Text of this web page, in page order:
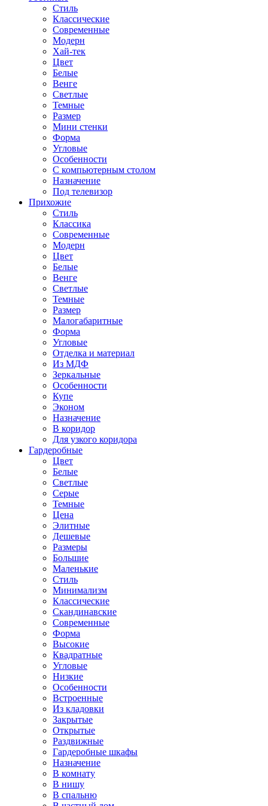
Стиль
Классические
Современные
Модерн
Хай-тек
Цвет
Белые
Венге
Светлые
Темные
Размер
Мини стенки
Форма
Угловые
Особенности
С компьютерным столом
Назначение
Под телевизор
Прихожие
Стиль
Классика
Современные
Модерн
Цвет
Белые
Венге
Светлые
Темные
Размер
Малогабаритные
Форма
Угловые
Отделка и материал
Из МДФ
Зеркальные
Особенности
Купе
Эконом
Назначение
В коридор
Для узкого коридора
Гардеробные
Цвет
Белые
Светлые
Серые
Темные
Цена
Элитные
Дешевые
Размеры
Большие
Маленькие
Стиль
Минимализм
Классические
Скандинавские
Современные
Форма
Высокие
Квадратные
Угловые
Низкие
Особенности
Встроенные
Из кладовки
Закрытые
Открытые
Раздвижные
Гардеробные шкафы
Назначение
В комнату
В нишу
В спальню